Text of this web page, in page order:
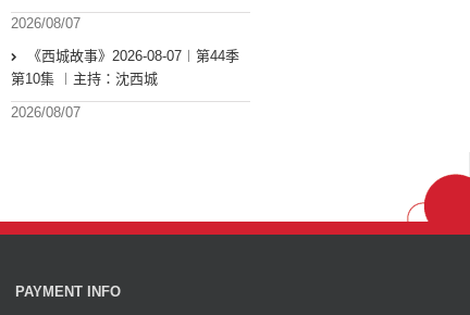
2026/08/07
《西城故事》2026-08-07︱第44季
第10集 ︱主持：沈西城
2026/08/07
PAYMENT INFO